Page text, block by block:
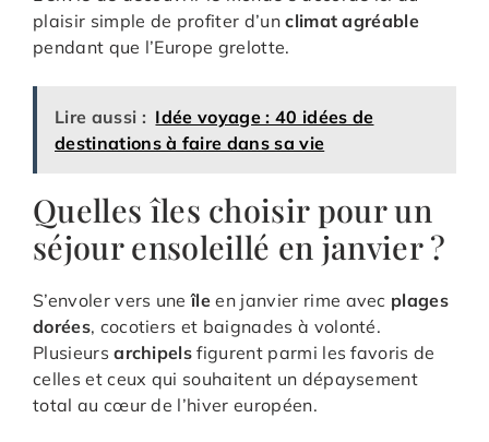
plaisir simple de profiter d’unclimat agréable
pendant que l’Europe grelotte.
Lire aussi : Idée voyage : 40 idées de
destinations à faire dans sa vie
Quelles îles choisir pour un
séjour ensoleillé en janvier ?
S’envoler vers uneîle en janvier rime avec plages
dorées, cocotiers et baignades à volonté.
Plusieursarchipels figurent parmi les favoris de
celles et ceux qui souhaitent un dépaysement
total au cœur de l’hiver européen.